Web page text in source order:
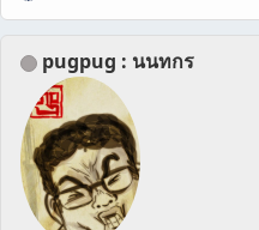
pugpug : นนทกร